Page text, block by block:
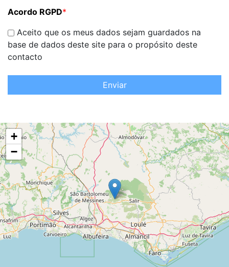
Acordo RGPD*
Aceito que os meus dados sejam guardados na
base de dados deste site para o propósito deste
contacto
Enviar
+
−